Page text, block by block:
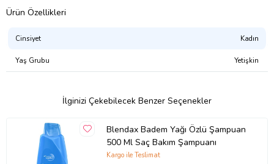
Ürün Özellikleri
Cinsiyet Kadın
Yaş Grubu Yetişkin
İlginizi Çekebilecek Benzer Seçenekler
Blendax Badem Yağı Özlü Şampuan
500 Ml Saç Bakım Şampuanı
Kargo ile Teslimat